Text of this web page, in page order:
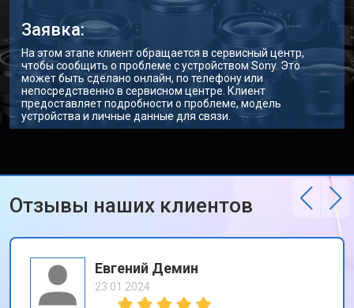
Заявка:
На этом этапе клиент обращается в сервисный центр,
чтобы сообщить о проблеме с устройством Sony. Это
может быть сделано онлайн, по телефону или
непосредственно в сервисном центре. Клиент
предоставляет подробности о проблеме, модель
устройства и личные данные для связи.
Отзывы наших клиентов
Евгений Демин
23.01.2024